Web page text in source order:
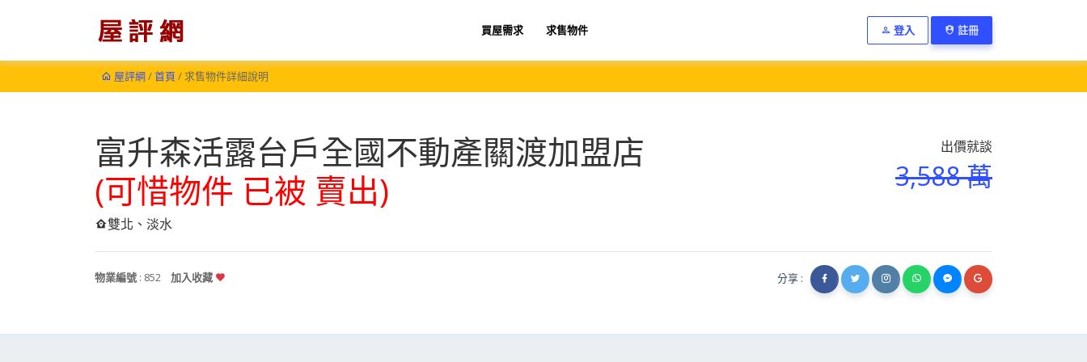
買屋需求 求售物件 登入 註冊
屋評網/首頁 / 求售物件詳細說明
富升森活露台戶全國不動產關渡加盟店
(可惜物件 已被 賣出)
雙北、淡水
出價就談
3,588 萬
物業編號 : 852 加入收藏 分享 :